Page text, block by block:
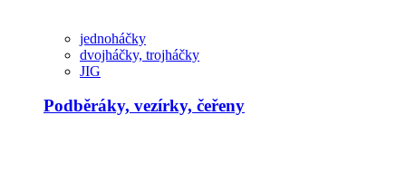
jednoháčky
dvojháčky, trojháčky
JIG
Podběráky, vezírky, čeřeny